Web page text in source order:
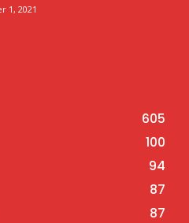
1, 2021
605
100
94
87
87